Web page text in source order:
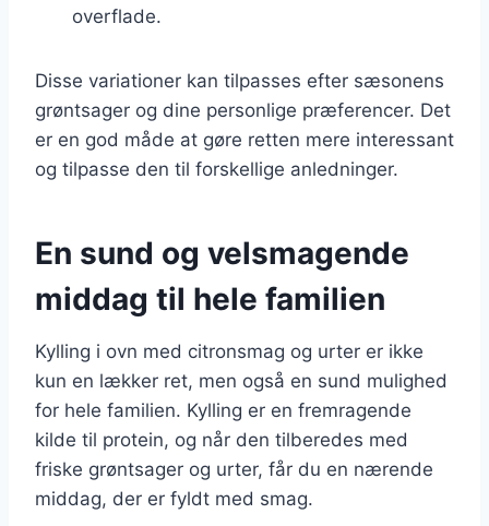
overflade.
Disse variationer kan tilpasses efter sæsonens
grøntsager og dine personlige præferencer. Det
er en god måde at gøre retten mere interessant
og tilpasse den til forskellige anledninger.
En sund og velsmagende
middag til hele familien
Kylling i ovn med citronsmag og urter er ikke
kun en lækker ret, men også en sund mulighed
for hele familien. Kylling er en fremragende
kilde til protein, og når den tilberedes med
friske grøntsager og urter, får du en nærende
middag, der er fyldt med smag.